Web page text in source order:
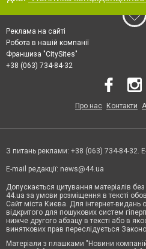
Реклама на сайті
Робота в нашій компанії
Франшиза "CitySites"
+38 (063) 734-84-32
Про нас Контакти
З питань реклами: +38 (063) 734-84-32.
E-mail редакції: news@44.ua
Допускається цитування матеріалів
44.ua за умови розміщення в тексті
Сайт міста Києва. Для інтернет-
відкритого для пошукових систем
нижче другого абзацу в тексті або в
виняткових прав переслідується
Матеріали з плашками "Новини